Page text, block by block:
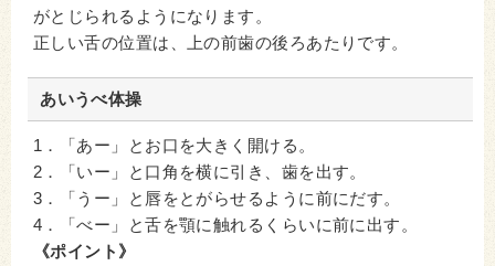
がとじられるようになります。
正しい舌の位置は、上の前歯の後ろあたりです。
あいうべ体操
1．「あー」とお口を大きく開ける。
2．「いー」と口角を横に引き、歯を出す。
3．「うー」と唇をとがらせるように前にだす。
4．「べー」と舌を顎に触れるくらいに前に出す。
《ポイント》